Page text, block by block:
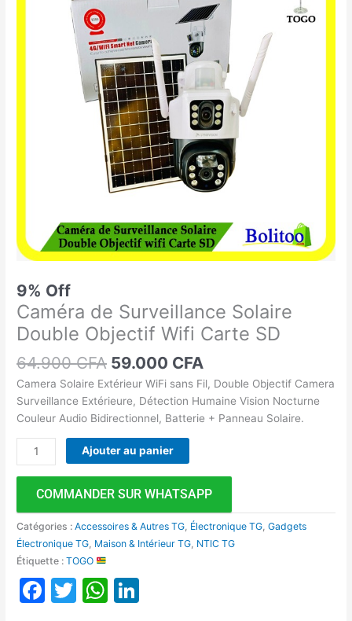
9% Off
Caméra de Surveillance Solaire
Double Objectif Wifi Carte SD
64.900CFA
64.900 CFA.
59.000 CFA
59.000 CFA.
Camera Solaire Extérieur WiFi sans Fil, Double Objectif Camera
Surveillance Extérieure, Détection Humaine Vision Nocturne
Couleur Audio Bidirectionnel, Batterie + Panneau Solaire.
Surveillance
Ajouter au panier
COMMANDER SUR WHATSAPP
Catégories :Accessoires & Autres TG Électronique TG ,Gadgets
Électronique TG Maison & Intérieur TG NTIC TG
Étiquette :TOGO
Facebook
TwitterWhatsApp